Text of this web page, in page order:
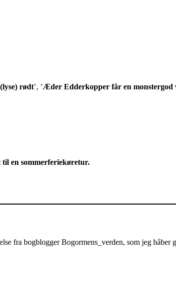
rødt’, ’Æder Edderkopper får en monstergod
til en sommerferiekøretur.
fra bogblogger Bogormens_verden, som jeg håber